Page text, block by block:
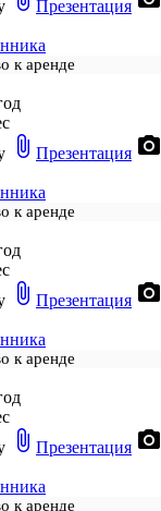
Презентация
к аренде
attach_file Презентация photo_camera
к аренде
attach_file Презентация photo_camera
к аренде
attach_file Презентация photo_camera
к аренде